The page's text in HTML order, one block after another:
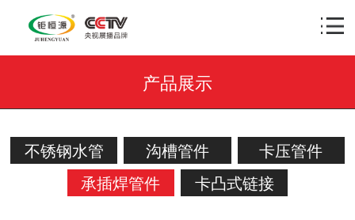
产品展示
不锈钢水管 沟槽管件
卡压管件
承插焊管件
卡凸式链接